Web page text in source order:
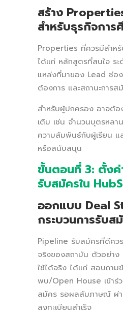
สร้าง
สำหรับธุรกิจการ
Properties ที่ควรมีสำห
ได้แก่ หลักสูตรที่สนใจ ร
แหล่งที่มาของ Lead ช่อ
ต้องการ และสถานะการส
สำหรับผู้ปกครอง อาจต้
เติม เช่น จำนวนบุตรหลา
ความสัมพันธ์กับผู้เรียน แ
หรือสนับสนุน
ขั้นตอนที่ 3: ตั้งค่
รับสมัครใน
ออกแบบ Deal
กระบวนการรับส
Pipeline รับสมัครที่ดีคว
จริงของสถาบัน ตัวอย่า
ใช้ได้จริง ได้แก่ สอบถา
พบ/Open House เข้าร่
สมัคร รอผลสัมภาษณ์ ผ่า
ลงทะเบียนสำเร็จ